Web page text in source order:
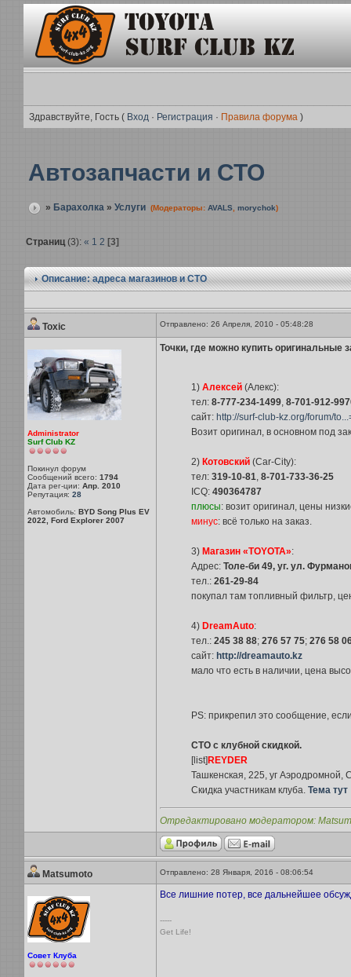
Здравствуйте, Гость ( Вход· Регистрация · Правила форума)
Автозапчасти и СТО
» Барахолка» Услуги (Модераторы: AVALS, morychok)
Страниц(3): « 1 2 [3]
Описание: адреса магазинов и СТО
Toxic Отправлено: 26 Апреля, 2010 - 05:48:28
Administrator
Surf Club KZ
Покинул форум
Сообщений всего: 1794
Дата рег-ции: Апр. 2010
Репутация: 28
Автомобиль: BYD Song Plus EV
2022, Ford Explorer 2007
Точки, где можно купить оригинальные
1) Алексей(Алекс):
тел: 8-777-234-1499, 8-701-912-
сайт: http://surf-club-kz.org/forum/
Возит оригинал, в основном под
2) Котовский(Car-City):
тел: 319-10-81, 8-701-733-36-25
ICQ: 490364787
плюсы: возит оригинал, цены
минус: всё только на заказ.
3) Магазин «TOYOTA»:
Адрес: Толе-би 49, уг. ул.
тел.: 261-29-84
покупал там топливный фильтр,
4) DreamAuto:
тел.: 245 38 88; 276 57 75; 276 58
сайт: http://dreamauto.kz
мало что есть в наличии, цена
PS: прикрепил это сообщение,
СТО с клубной скидкой.
[list] REYDER
Ташкенская, 225, уг
Скидка участникам клуба. Тема тут
Отредактировано модератором:
Matsumoto Отправлено: 28 Января, 2016 - 08:06:54
Совет Клуба
Все лишние потер, все дальнейшее
-----
Get Life!